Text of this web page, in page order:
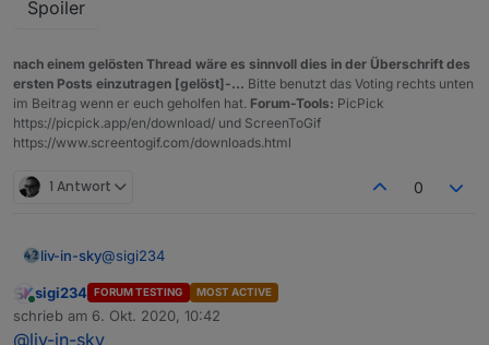
Spoiler
nach einem gelösten Thread wäre es sinnvoll dies in der Überschrift des
ersten Posts einzutragen [gelöst]-... Bitte benutzt das Voting rechts unten
im Beitrag wenn er euch geholfen hat. Forum-Tools: PicPick
https://picpick.app/en/download/ und ScreenToGif
https://www.screentogif.com/downloads.html
1 Antwort 0
liv-in-sky@sigi234
refresh und sortierung
Online
sigi234 FORUM TESTING MOST ACTIVE
schrieb am 6. Okt. 2020, 10:42
zuletzt editiert von
@liv-in-sky